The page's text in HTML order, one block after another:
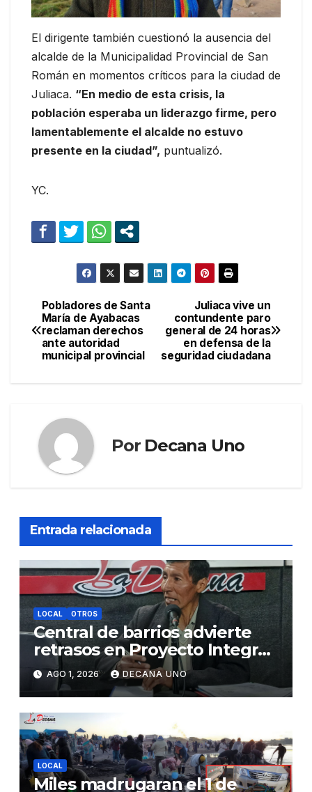
El dirigente también cuestionó la ausencia del
alcalde de la Municipalidad Provincial de San
Román en momentos críticos para la ciudad de
Juliaca. “En medio de esta crisis, la
población esperaba un liderazgo firme, pero
lamentablemente el alcalde no estuvo
presente en la ciudad”, puntualizó.
YC.
Navegación
de
entradas
Juliaca vive un
contundente paro
general de 24 horas
en defensa de la
seguridad ciudadana
Pobladores de Santa
María de Ayabacas
reclaman derechos
ante autoridad
municipal provincial
Por Decana Uno
Entrada relacionada
LOCAL OTROS
Central de barrios advierte
retrasos en Proyecto Integral
de Agua y Alcantarillado para
Juliaca
AGO 1, 2026 DECANA UNO
LOCAL
Miles madrugaran el 1 de